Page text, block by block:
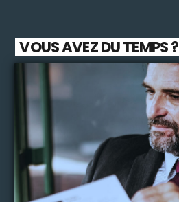
VOUS AVEZ DU TEMPS ?